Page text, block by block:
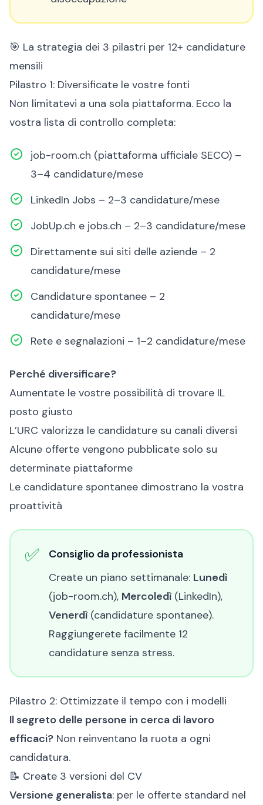
🎯 La strategia dei 3 pilastri per 12+ candidature
mensili
Pilastro 1: Diversificate le vostre fonti
Non limitatevi a una sola piattaforma. Ecco la
vostra lista di controllo completa:
job-room.ch (piattaforma ufficiale SECO) –
3–4 candidature/mese
LinkedIn Jobs – 2–3 candidature/mese
JobUp.ch e jobs.ch – 2–3 candidature/mese
Direttamente sui siti delle aziende – 2
candidature/mese
Candidature spontanee – 2
candidature/mese
Rete e segnalazioni – 1–2 candidature/mese
Perché diversificare?
Aumentate le vostre possibilità di trovare IL
posto giusto
L’URC valorizza le candidature su canali diversi
Alcune offerte vengono pubblicate solo su
determinate piattaforme
Le candidature spontanee dimostrano la vostra
proattività
✅
Consiglio da professionista
Create un piano settimanale: Lunedì
(job-room.ch), Mercoledì (LinkedIn),
Venerdì (candidature spontanee).
Raggiungerete facilmente 12
candidature senza stress.
Pilastro 2: Ottimizzate il tempo con i modelli
Il segreto delle persone in cerca di lavoro
efficaci? Non reinventano la ruota a ogni
candidatura.
📝 Create 3 versioni del CV
Versione generalista: per le offerte standard nel